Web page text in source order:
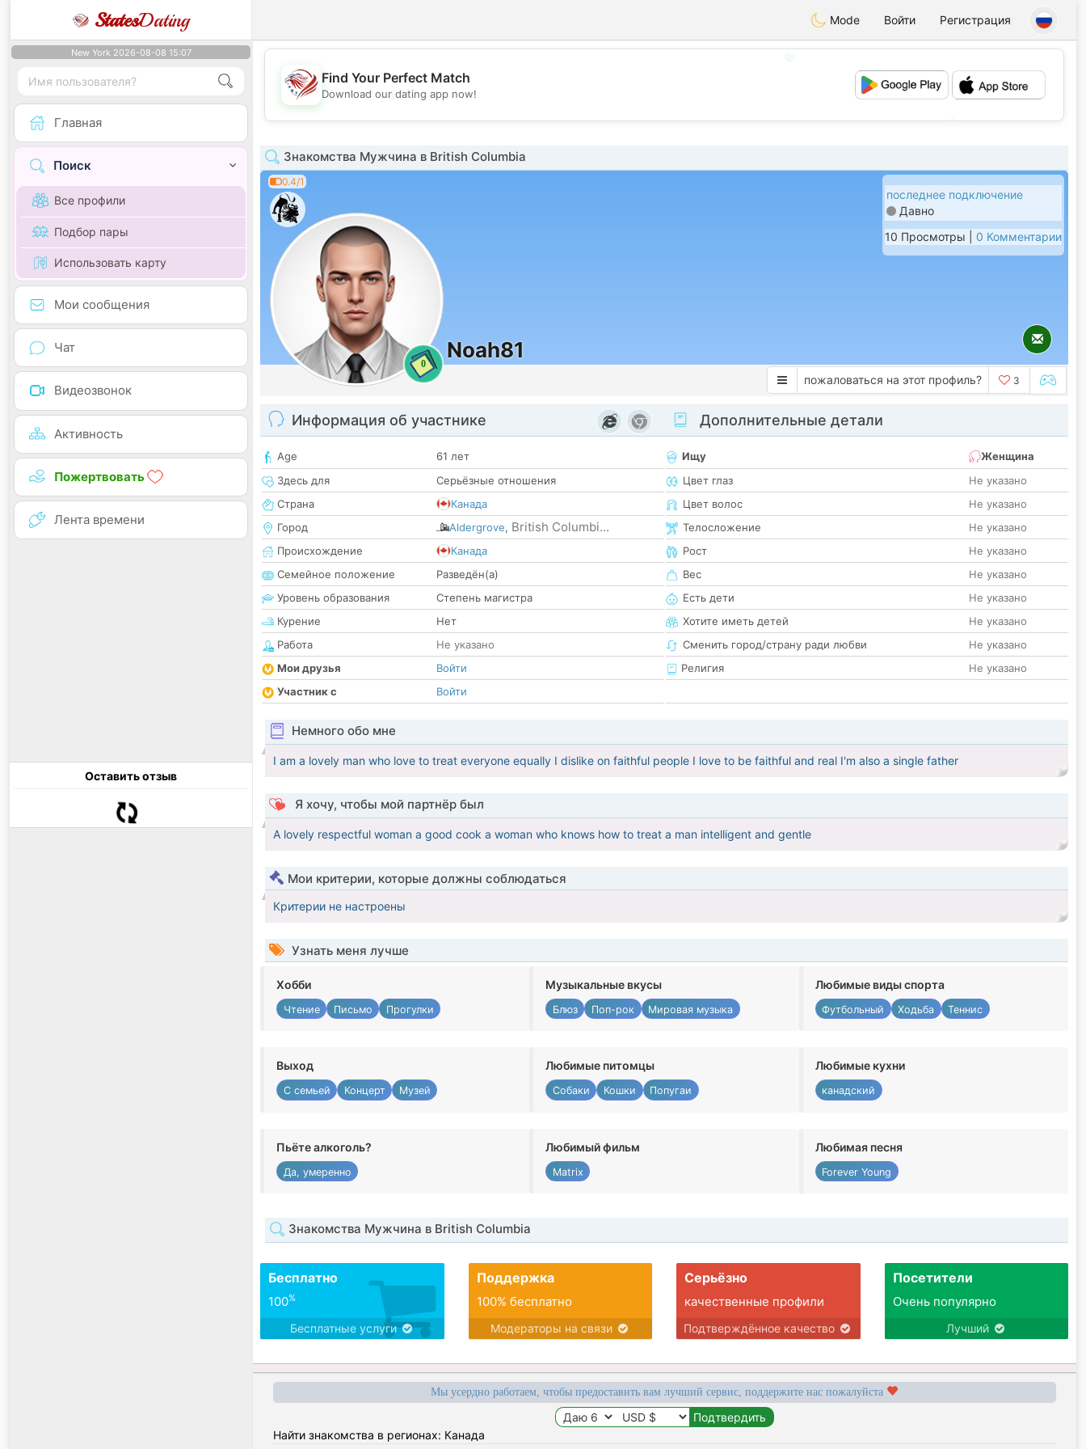
StatesDating Mode Войти Регистрация
New York 2026-08-08 15:07
Главная
Поиск
Все профили
Подбор пары
Использовать карту
Мои сообщения
Чат
Видеозвонок
Активность
Пожертвовать
Лента времени
Оставить отзыв
💖
💕
Find Your Perfect Match
Download our dating app now!
Знакомства Мужчина в British Columbia
0.4/1
0
Noah81
последнее подключение
Давно
10 Просмотры | 0 Комментарии
пожаловаться на этот профиль? 3
Информация об участнике
Age
61 лет
Здесь для
Серьёзные отношения
Страна
Канада
Город
Aldergrove, British Columbi...
Происхождение
Канада
Семейное положение
Разведён(а)
Уровень образования
Степень магистра
Курение
Нет
Работа
Не указано
Мои друзья
Войти
Участник с
Войти
Дополнительные детали
Ищу
Женщина
Цвет глаз
Не указано
Цвет волос
Не указано
Телосложение
Не указано
Рост
Не указано
Вес
Не указано
Есть дети
Не указано
Хотите иметь детей
Не указано
Сменить город/страну ради любви
Не указано
Религия
Не указано
Немного обо мне
I am a lovely man who love to treat everyone equally I dislike on faithful people I love to be faithful and real I'm also a single father
Я хочу, чтобы мой партнёр был
A lovely respectful woman a good cook a woman who knows how to treat a man intelligent and gentle
Мои критерии, которые должны соблюдаться
Критерии не настроены
Узнать меня лучше
Хобби
Чтение Письмо Прогулки
Музыкальные вкусы
Блюз Поп-рок Мировая музыка
Любимые виды спорта
Футбольный Ходьба Теннис
Выход
С семьей Концерт Музей
Любимые питомцы
Собаки Кошки Попугаи
Любимые кухни
канадский
Пьёте алкоголь?
Да, умеренно
Любимый фильм
Matrix
Любимая песня
Forever Young
Знакомства Мужчина в British Columbia
Бесплатно
100%
Бесплатные услуги
Поддержка
100% бесплатно
Модераторы на связи
Серьёзно
качественные профили
Подтверждённое качество
Посетители
Очень популярно
Лучший
Мы усердно работаем, чтобы предоставить вам лучший сервис, поддержите нас пожалуйста
Найти знакомства в регионах: Канада